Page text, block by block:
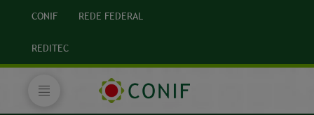
CONIF REDE FEDERAL
REDITEC